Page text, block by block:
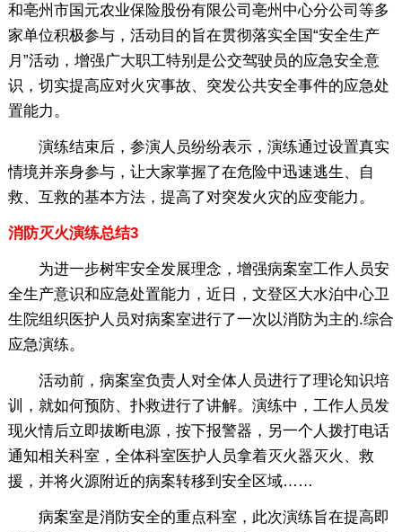
和亳州市国元农业保险股份有限公司亳州中心分公司等多
家单位积极参与，活动目的旨在贯彻落实全国“安全生产
月”活动，增强广大职工特别是公交驾驶员的应急安全意
识，切实提高应对火灾事故、突发公共安全事件的应急处
置能力。
演练结束后，参演人员纷纷表示，演练通过设置真实
情境并亲身参与，让大家掌握了在危险中迅速逃生、自
救、互救的基本方法，提高了对突发火灾的应变能力。
消防灭火演练总结3
为进一步树牢安全发展理念，增强病案室工作人员安
全生产意识和应急处置能力，近日，文登区大水泊中心卫
生院组织医护人员对病案室进行了一次以消防为主的.综合
应急演练。
活动前，病案室负责人对全体人员进行了理论知识培
训，就如何预防、扑救进行了讲解。演练中，工作人员发
现火情后立即拔断电源，按下报警器，另一个人拨打电话
通知相关科室，全体科室医护人员拿着灭火器灭火、救
援，并将火源附近的病案转移到安全区域……
病案室是消防安全的重点科室，此次演练旨在提高即